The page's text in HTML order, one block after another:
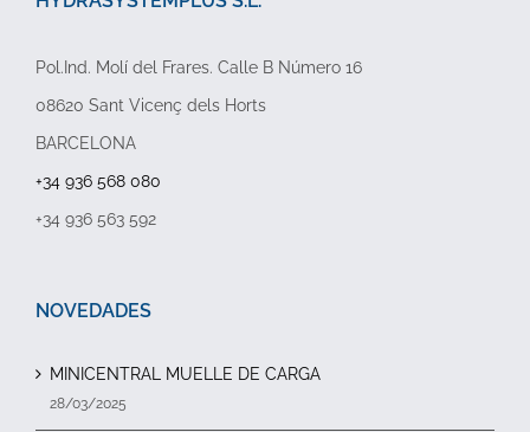
Pol.Ind. Molí del Frares. Calle B Número 16
08620 Sant Vicenç dels Horts
BARCELONA
+34 936 568 080
+34 936 563 592
NOVEDADES
MINICENTRAL MUELLE DE CARGA
28/03/2025